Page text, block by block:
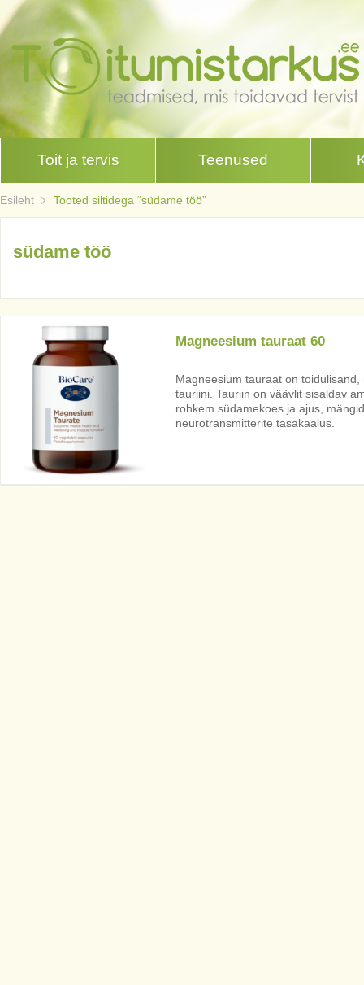
Toit ja tervis Teenused
Esileht Tooted siltidega “südame töö”
südame töö
Magneesium tauraat 60
Magneesium tauraat on
tauriini. Tauriin on väävlit sisaldav
rohkem südamekoes ja ajus,
neurotransmitterite tasakaalus.